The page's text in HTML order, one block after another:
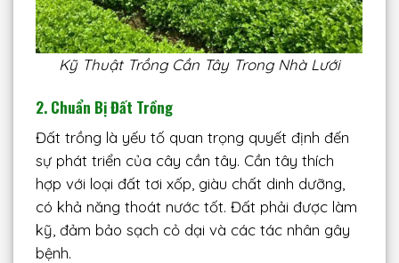
Kỹ Thuật Trồng Cần Tây Trong Nhà Lưới
2. Chuẩn Bị Đất Trồng
Đất trồng là yếu tố quan trọng quyết định đến
sự phát triển của cây cần tây. Cần tây thích
hợp với loại đất tơi xốp, giàu chất dinh dưỡng,
có khả năng thoát nước tốt. Đất phải được làm
kỹ, đảm bảo sạch cỏ dại và các tác nhân gây
bệnh.